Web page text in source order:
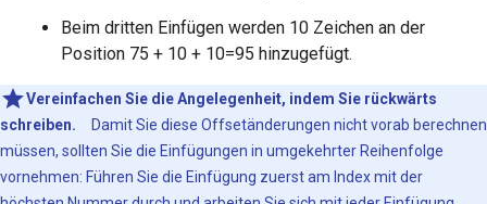
Beim dritten Einfügen werden 10 Zeichen an der
Position 75 + 10 + 10=95 hinzugefügt.
Vereinfachen Sie die Angelegenheit, indem Sie rückwärts
schreiben. Damit Sie diese Offsetänderungen nicht vorab berechnen
müssen, sollten Sie die Einfügungen in umgekehrter Reihenfolge
vornehmen: Führen Sie die Einfügung zuerst am Index mit der